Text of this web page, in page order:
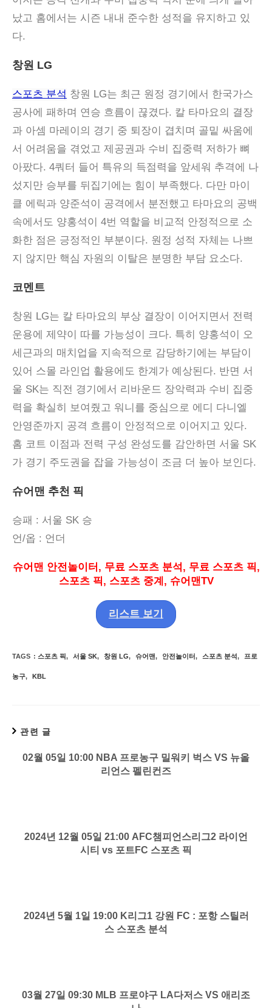
났고 홈에서는 시즌 내내 준수한 성적을 유지하고 있
다.
창원 LG
스포츠 분석 창원 LG는 최근 원정 경기에서 한국가스
공사에 패하며 연승 흐름이 끊겼다. 칼 타마요의 결장
과 아셈 마레이의 경기 중 퇴장이 겹치며 골밑 싸움에
서 어려움을 겪었고 제공권과 수비 집중력 저하가 뼈
아팠다. 4쿼터 들어 특유의 득점력을 앞세워 추격에 나
섰지만 승부를 뒤집기에는 힘이 부족했다. 다만 마이
클 에릭과 양준석이 공격에서 분전했고 타마요의 공백
속에서도 양홍석이 4번 역할을 비교적 안정적으로 소
화한 점은 긍정적인 부분이다. 원정 성적 자체는 나쁘
지 않지만 핵심 자원의 이탈은 분명한 부담 요소다.
코멘트
창원 LG는 칼 타마요의 부상 결장이 이어지면서 전력
운용에 제약이 따를 가능성이 크다. 특히 양홍석이 오
세근과의 매치업을 지속적으로 감당하기에는 부담이
있어 스몰 라인업 활용에도 한계가 예상된다. 반면 서
울 SK는 직전 경기에서 리바운드 장악력과 수비 집중
력을 확실히 보여줬고 워니를 중심으로 에디 다니엘
안영준까지 공격 흐름이 안정적으로 이어지고 있다.
홈 코트 이점과 전력 구성 완성도를 감안하면 서울 SK
가 경기 주도권을 잡을 가능성이 조금 더 높아 보인다.
슈어맨 추천 픽
승패 : 서울 SK 승
언/옵 : 언더
슈어맨 안전놀이터 , 무료 스포츠 분석, 무료 스포츠 픽,
스포츠 픽, 스포츠 중계 , 슈어맨TV
리스트 보기
TAGS : 스포츠 픽, 서울 SK, 창원 LG, 슈어맨, 안전놀이터, 스포츠 분석, 프로
농구, KBL
관련 글
02월 05일 10:00 NBA 프로농구 밀워키 벅스 VS 뉴올
리언스 펠린컨즈
2024년 12월 05일 21:00 AFC챔피언스리그2 라이언
시티 vs 포트FC 스포츠 픽
2024년 5월 1일 19:00 K리그1 강원 FC : 포항 스틸러
스 스포츠 분석
03월 27일 09:30 MLB 프로야구 LA다저스 VS 애리조